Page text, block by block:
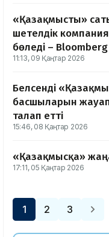
«Қазақмысты»
шетелдік
бөледі – Bloomberg
11:13, 09 Қаңтар 2026
Белсенді
басшыларын
талап етті
15:46, 08 Қаңтар 2026
«Қазақмысқа»
17:11, 05 Қаңтар 2026
1 2 3